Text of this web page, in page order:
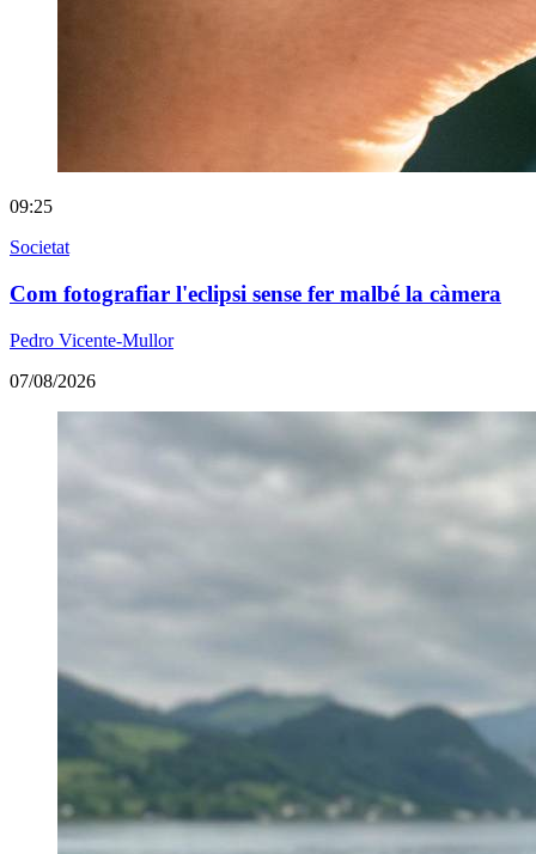
09:25
Societat
Com fotografiar l'eclipsi sense fer malbé la càmera
Pedro Vicente-Mullor
07/08/2026